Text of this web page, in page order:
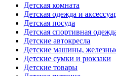
Детская комната
Детская одежда и
Детская посуда
Детская спортивная
Детские автокресла
Детские машины,
Детские сумки и рюкзаки
Детские товары